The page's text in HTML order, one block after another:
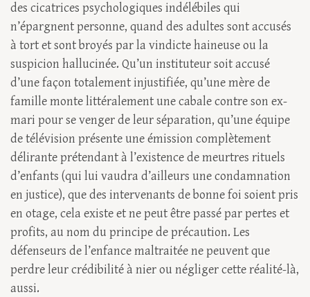
des cicatrices psychologiques indélébiles qui
n’épargnent personne, quand des adultes sont accusés
à tort et sont broyés par la vindicte haineuse ou la
suspicion hallucinée. Qu’un instituteur soit accusé
d’une façon totalement injustifiée, qu’une mère de
famille monte littéralement une cabale contre son ex-
mari pour se venger de leur séparation, qu’une équipe
de télévision présente une émission complètement
délirante prétendant à l’existence de meurtres rituels
d’enfants (qui lui vaudra d’ailleurs une condamnation
en justice), que des intervenants de bonne foi soient pris
en otage, cela existe et ne peut être passé par pertes et
profits, au nom du principe de précaution. Les
défenseurs de l’enfance maltraitée ne peuvent que
perdre leur crédibilité à nier ou négliger cette réalité-là,
aussi.